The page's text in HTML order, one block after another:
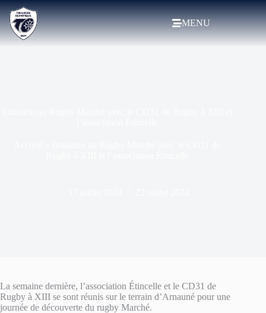
MENU
La semaine dernière, l’association Étincelle et le CD31 de
Rugby à XIII se sont réunis sur le terrain d’Arnauné pour une
journée de découverte du rugby Marché.